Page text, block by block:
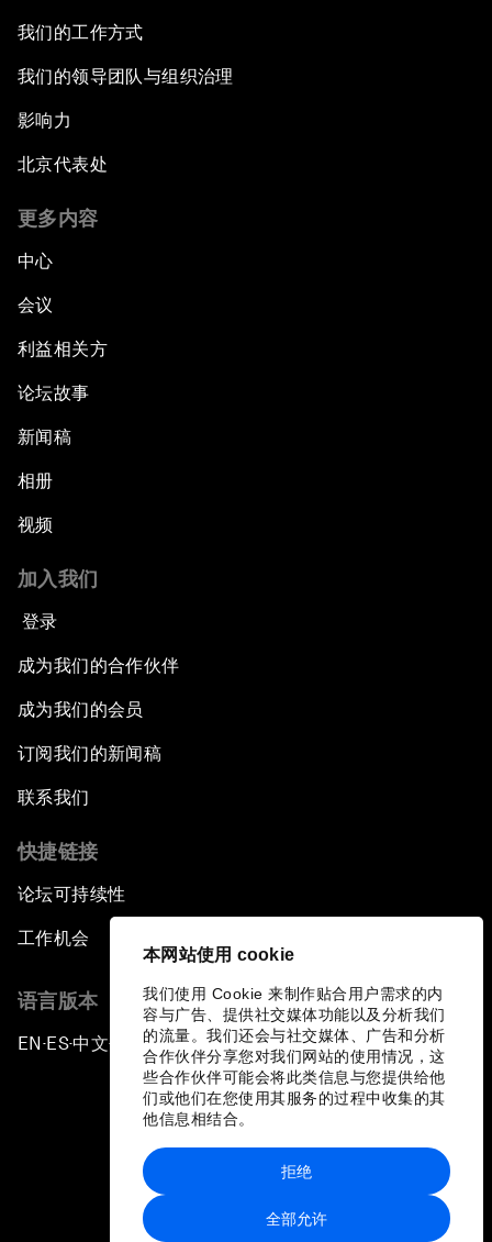
本网站使用 cookie
我们使用 Cookie 来制作贴合用户需求的内
容与广告、提供社交媒体功能以及分析我们
的流量。我们还会与社交媒体、广告和分析
合作伙伴分享您对我们网站的使用情况，这
些合作伙伴可能会将此类信息与您提供给他
们或他们在您使用其服务的过程中收集的其
他信息相结合。
全部允许
拒绝
我们的工作方式
我们的领导团队与组织治理
影响力
北京代表处
更多内容
中心
会议
利益相关方
论坛故事
新闻稿
相册
视频
加入我们
登录
成为我们的合作伙伴
成为我们的会员
订阅我们的新闻稿
联系我们
快捷链接
论坛可持续性
工作机会
语言版本
EN ▪ES▪中文▪ 日本語
站点地图